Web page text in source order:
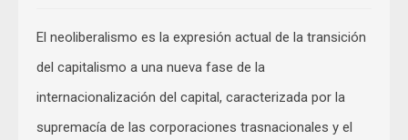
El neoliberalismo es la expresión actual de la transición
del capitalismo a una nueva fase de la
internacionalización del capital, caracterizada por la
supremacía de las corporaciones trasnacionales y el